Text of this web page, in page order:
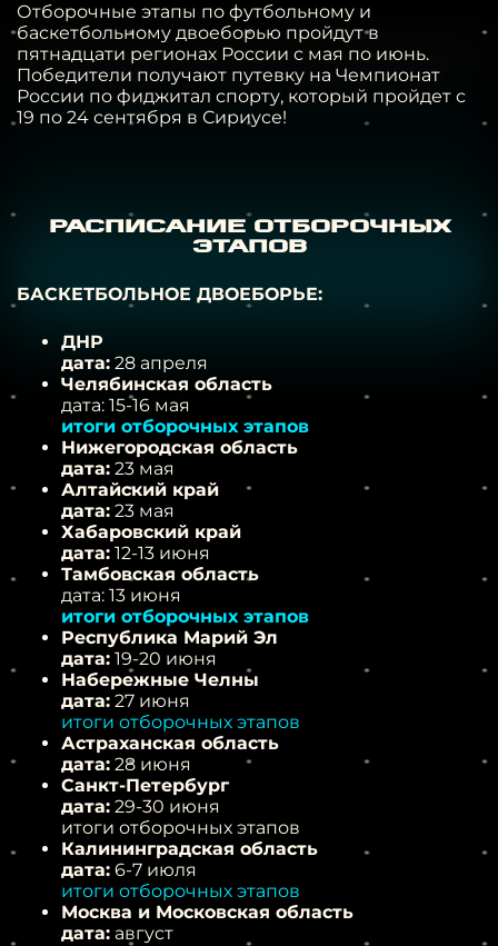
Отборочные этапы по футбольному и
баскетбольному двоеборью пройдут в
пятнадцати регионах России с мая по июнь.
Победители получают путевку на Чемпионат
России по фиджитал спорту, который пройдет с
19 по 24 сентября в Сириусе!
РАСПИСАНИЕ ОТБОРОЧНЫХ
ЭТАПОВ
БАСКЕТБОЛЬНОЕ ДВОЕБОРЬЕ:
ДНР
дата: 28 апреля
Челябинская область
дата: 15-16 мая
итоги отборочных этапов
Нижегородская область
дата: 23 мая
Алтайский край
дата: 23 мая
Хабаровский край
дата: 12-13 июня
Тамбовская область
дата: 13 июня
итоги отборочных этапов
Республика Марий Эл
дата: 19-20 июня
Набережные Челны
дата: 27 июня
итоги отборочных этапов
Астраханская область
дата: 28 июня
Санкт-Петербург
дата: 29-30 июня
итоги отборочных этапов
Калининградская область
дата: 6-7 июля
итоги отборочных этапов
Москва и Московская область
дата: август